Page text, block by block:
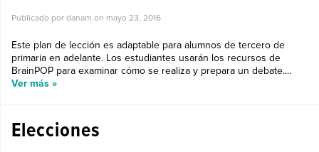
Publicado por danam on mayo 23, 2016
Este plan de lección es adaptable para alumnos de tercero de
primaria en adelante. Los estudiantes usarán los recursos de
BrainPOP para examinar cómo se realiza y prepara un debate....
Ver más »
Elecciones